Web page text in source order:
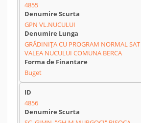
4855
GPN VL.NUCULUI
GRĂDINIŢA CU PROGRAM NORMAL SAT
VALEA NUCULUI COMUNA BERCA
Buget
4856